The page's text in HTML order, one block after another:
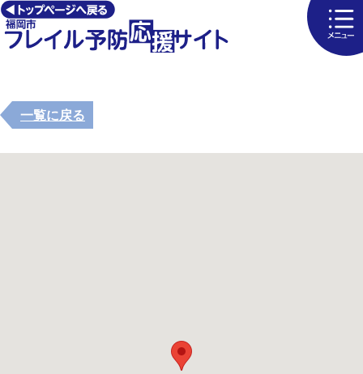
一覧に戻る